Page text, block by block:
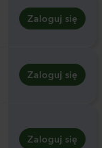
Zaloguj się
Zaloguj się
Zaloguj się